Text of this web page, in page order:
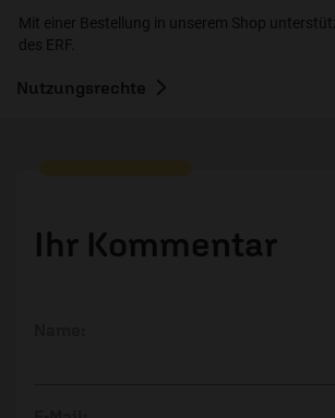
Mit einer Bestellung in unserem Shop
des ERF.
Nutzungsrechte
Ihr Kommentar